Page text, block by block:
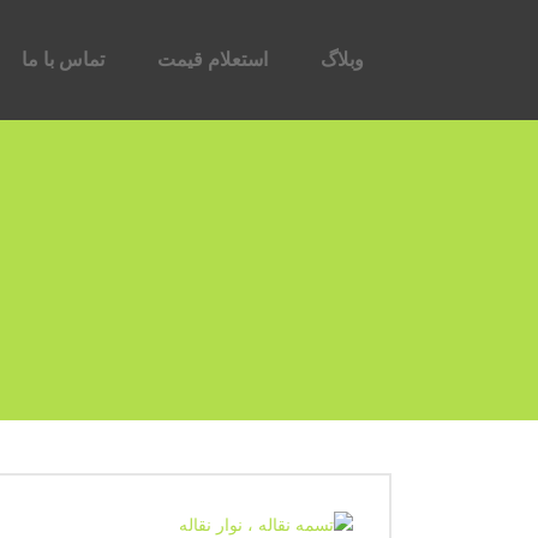
تماس با ما استعلام قیمت وبلاگ